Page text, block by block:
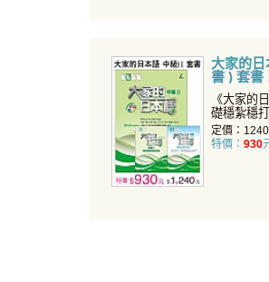
大家的
書 ) 套書
《大家的
礎穩紮穩
養您聽說
定價：
特價： 930